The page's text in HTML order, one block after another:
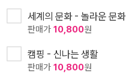
세계의 문화 - 놀라운 문화
판매가 10,800원
캠핑 - 신나는 생활
판매가 10,800원